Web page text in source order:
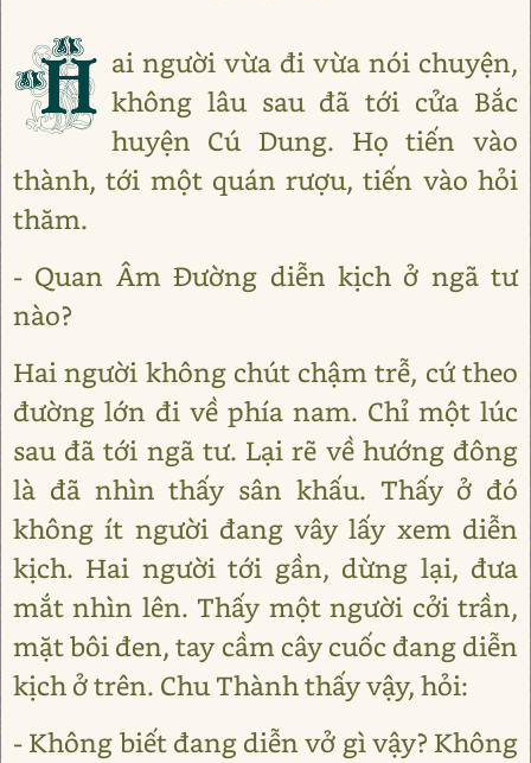
H ai người vừa đi vừa nói chuyện,
không lâu sau đã tới cửa Bắc
huyện Cú Dung. Họ tiến vào
thành, tới một quán rượu, tiến vào hỏi
thăm.
- Quan Âm Đường diễn kịch ở ngã tư
nào?
Hai người không chút chậm trễ, cứ theo
đường lớn đi về phía nam. Chỉ một lúc
sau đã tới ngã tư. Lại rẽ về hướng đông
là đã nhìn thấy sân khấu. Thấy ở đó
không ít người đang vây lấy xem diễn
kịch. Hai người tới gần, dừng lại, đưa
mắt nhìn lên. Thấy một người cởi trần,
mặt bôi đen, tay cầm cây cuốc đang diễn
kịch ở trên. Chu Thành thấy vậy, hỏi:
- Không biết đang diễn vở gì vậy? Không